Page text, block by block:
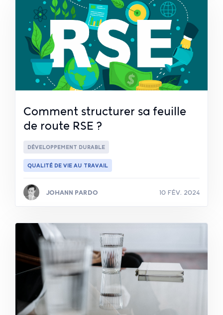
Comment structurer sa feuille
de route RSE ?
DÉVELOPPEMENT DURABLE
QUALITÉ DE VIE AU TRAVAIL
JOHANN PARDO 10 FÉV. 2024